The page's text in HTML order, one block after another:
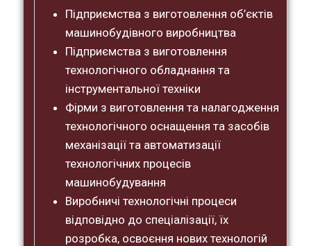
Підприємства з виготовлення об’єктів
машинобудівного виробництва
Підприємства з виготовлення
технологічного обладнання та
інструментальної техніки
Фірми з виготовлення та налагодження
технологічного оснащення та засобів
механізації та автоматизації
технологічних процесів
машинобудування
Виробничі технологічні процеси
відповідно до спеціалізації, їх
розробка, освоєння нових технологій